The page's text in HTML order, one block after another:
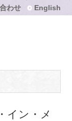
わせ English
イン・メ